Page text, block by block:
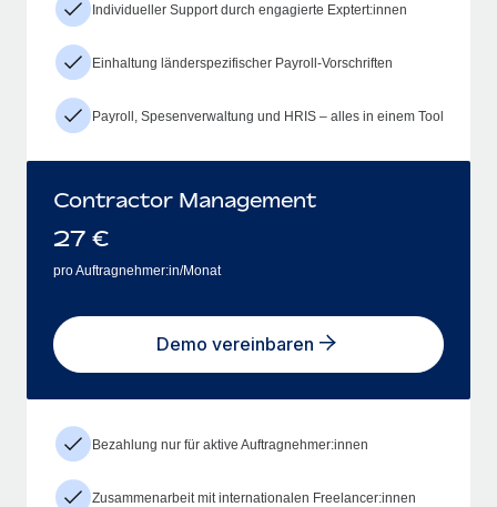
Individueller Support durch engagierte Exptert:innen
Einhaltung länderspezifischer Payroll-Vorschriften
Payroll, Spesenverwaltung und HRIS – alles in einem Tool
Contractor Management
27 €
pro Auftragnehmer:in/Monat
Demo vereinbaren
Bezahlung nur für aktive Auftragnehmer:innen
Zusammenarbeit mit internationalen Freelancer:innen